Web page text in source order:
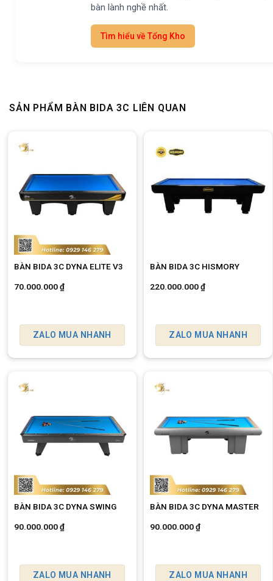
bàn lành nghề nhất.
Tìm hiểu về Tổng Kho
SẢN PHẨM BÀN BIDA 3C LIÊN QUAN
BÀN BIDA 3C DYNA ELITE V3
70.000.000₫
ZALO MUA NHANH
BÀN BIDA 3C HISMORY
220.000.000₫
ZALO MUA NHANH
BÀN BIDA 3C DYNA SWING
90.000.000₫
ZALO MUA NHANH
BÀN BIDA 3C DYNA MASTER
90.000.000₫
ZALO MUA NHANH